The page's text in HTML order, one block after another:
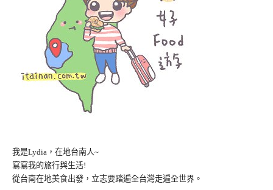
我是Lydia，在地台南人~
寫寫我的旅行與生活!
從台南在地美食出發，立志要踏遍全台灣走遍全世界。